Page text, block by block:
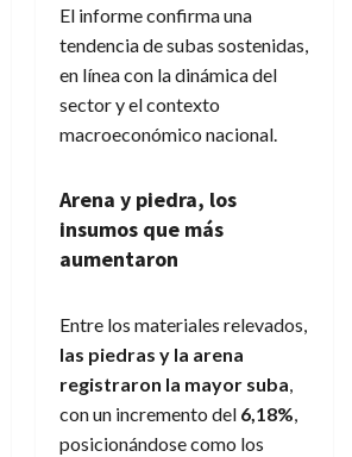
El informe confirma una
tendencia de subas sostenidas,
en línea con la dinámica del
sector y el contexto
macroeconómico nacional.
Arena y piedra, los
insumos que más
aumentaron
Entre los materiales relevados,
las piedras y la arena
registraron la mayor suba,
con un incremento del 6,18%,
posicionándose como los